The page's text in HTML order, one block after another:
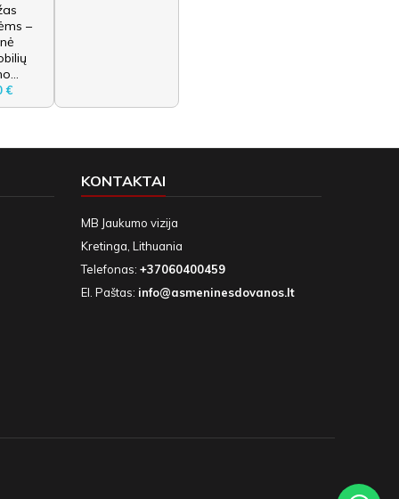
–
€
KONTAKTAI
MB Jaukumo vizija
Kretinga, Lithuania
Telefonas: +37060400459
El. Paštas: info@asmeninesdovanos.lt